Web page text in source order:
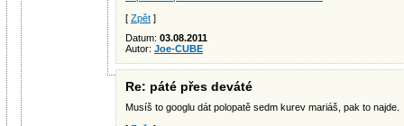
[ Zpět ]
Datum: 03.08.2011
Autor: Joe-CUBE
Re: páté přes deváté
Musíš to googlu dát polopatě sedm kurev mariáš, pak to najde.